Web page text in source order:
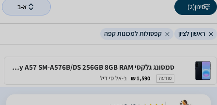
סינון(2) א-ב
ראשון לציון קפסולות למכונות קפה
סמסונג גלקסי Samsung Galaxy A57 SM-A576B/DS 256GB 8GB RAM
מודעה 1,590 ₪ ב-אל סי דיל